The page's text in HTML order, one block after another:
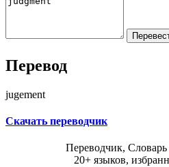
Перевод
jugement
Скачать переводчик
Переводчик, Словарь
20+ языков,